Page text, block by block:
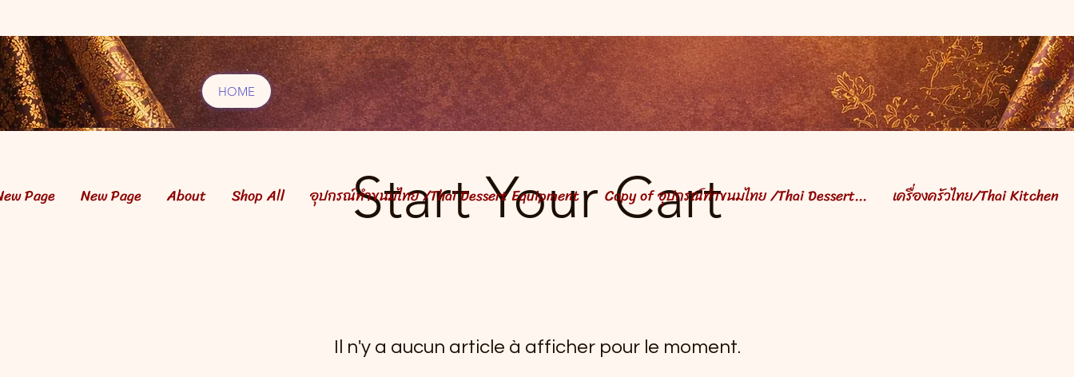
HOME Hello / สวัสดีค่ะ
Hello / สวัสดีค่ะ
Page New Page About Shop All อุปกรณ์ทำขนมไทย /Thai Dessert Equipment Copy of อุปกรณ์ทำขนมไทย /Thai Dessert... เครื่องครัวไทย/Thai Kitchen
Start Your Cart
Il n'y a aucun article à afficher pour le moment.